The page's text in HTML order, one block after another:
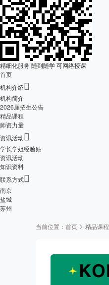
精细化服务 随到随学 可网络授课
首页
机构介绍
机构简介
2026届招生公告
精品课程
师资力量
资讯活动
学长学姐经验贴
资讯活动
知识资料
联系方式
南京
盐城
苏州
当前位置： 首页 精品课程